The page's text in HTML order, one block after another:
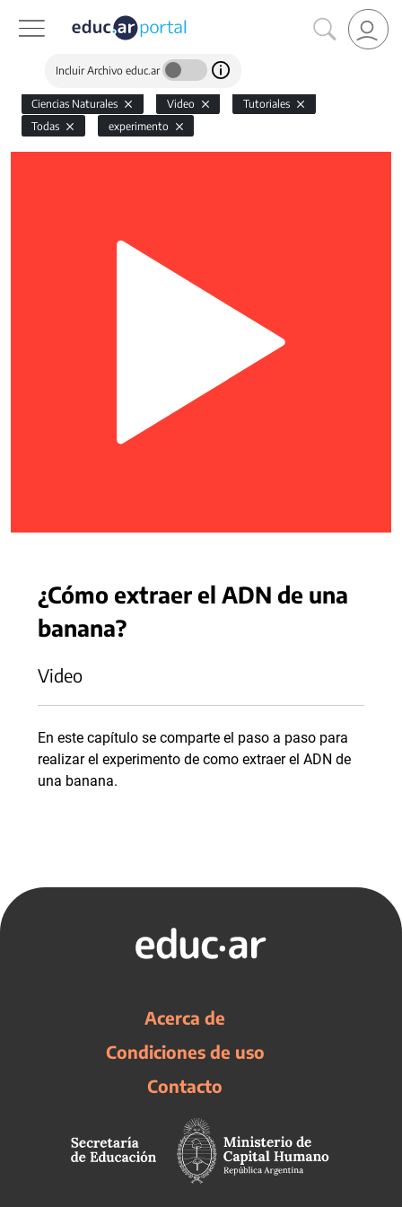
Incluir Archivo educ.ar
Ciencias Naturales Video
Tutoriales
Todas
experimento
¿Cómo extraer el ADN de una
banana?
Video
En este capítulo se comparte el paso a paso para
realizar el experimento de como extraer el ADN de
una banana.
Acerca de
Condiciones de uso
Contacto